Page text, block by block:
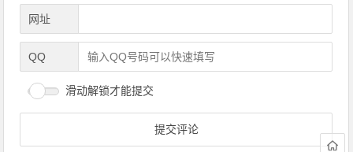
网址
QQ
滑动解锁才能提交